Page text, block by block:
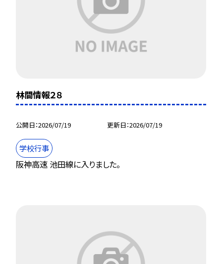
林間情報２８
公開日 2026/07/19 更新日 2026/07/19
学校行事
阪神高速 池田線に入りました。